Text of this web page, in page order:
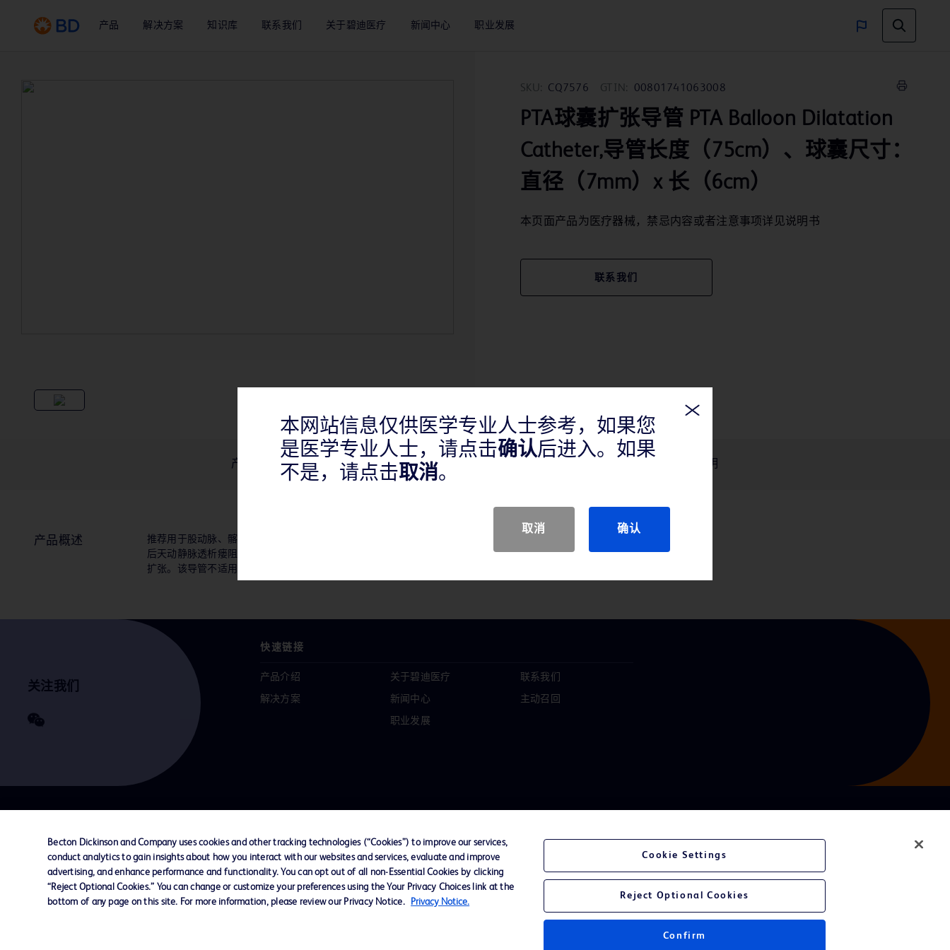
产品 解决方案 知识库 联系我们 关于碧迪医疗 新闻中心 职业发展
SKU: CQ7576 GTIN: 00801741063008
PTA球囊扩张导管 PTA Balloon Dilatation
Catheter,导管长度（75cm）、球囊尺寸：
直径（7mm）x 长（6cm）
本页面产品为医疗器械，禁忌内容或者注意事项详见说明书
联系我们
产品概述 产品说明
产品概述
推荐用于股动脉、髂动脉、和肾动脉的经皮腔内血管成形术治疗先天或
后天动静脉透析瘘阻塞病变。还推荐本器械用于外周血管覆膜支架的后
扩张。该导管不适用于冠状动脉。
关注我们
快速链接
产品介绍
解决方案
关于碧迪医疗
新闻中心
职业发展
联系我们
主动召回
联系我们 Cookie 政策 隐私政策 使用条款
© 2026 BD. All rights reserved. BD and the BD Logo
are trademarks of Becton, Dickinson and Company. All
本网站信息仅供医学专业人士参考，如果您
是医学专业人士，请点击确认后进入。如果
不是，请点击取消。
取消 确认
Becton Dickinson and Company uses cookies and other tracking technologies (“Cookies”) to improve our services,
conduct analytics to gain insights about how you interact with our websites and services, evaluate and improve
advertising, and enhance performance and functionality. You can opt out of all non-Essential Cookies by clicking
“Reject Optional Cookies.” You can change or customize your preferences using the Your Privacy Choices link at the
bottom of any page on this site. For more information, please review our Privacy Notice.
Privacy Notice.
Cookie Settings
Reject Optional Cookies
Confirm